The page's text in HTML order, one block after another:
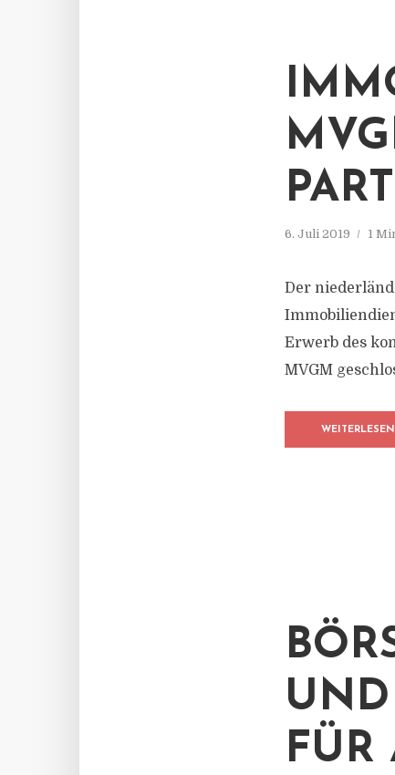
6. Juli 2019 1
Der
Erwerb des
MVGM
WEITERLESEN
FÜR